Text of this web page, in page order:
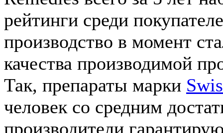
рейтинги среди
производство в момент
качества производимой
Так, препараты марки
человек со средним
производители